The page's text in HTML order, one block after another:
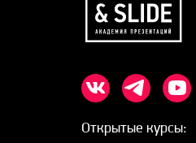
Открытые курсы: